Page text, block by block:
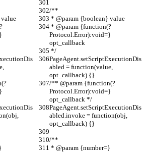
/**
* @param {boolean} value
Protocol.Error):void=}
opt_callback
*/
PageAgent.setScriptExecutionDis
abled = function(value,
opt_callback) {}
/** @param {function(?
Protocol.Error):void=}
opt_callback */
PageAgent.setScriptExecutionDis
abled.invoke = function(obj,
opt_callback) {}
/**